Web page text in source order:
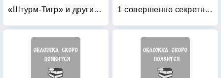
«Штурм-Тигр» и другие штурмовые танки (+ модель) 1 совершенно секретная таблетка от страха